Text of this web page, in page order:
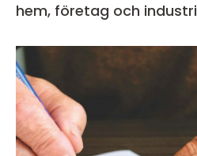
hem, företag och industri